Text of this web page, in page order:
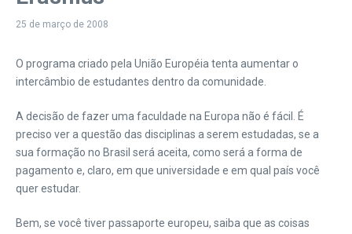
25 de março de 2008
O programa criado pela União Européia tenta aumentar o
intercâmbio de estudantes dentro da comunidade.
A decisão de fazer uma faculdade na Europa não é fácil. É
preciso ver a questão das disciplinas a serem estudadas, se a
sua formação no Brasil será aceita, como será a forma de
pagamento e, claro, em que universidade e em qual país você
quer estudar.
Bem, se você tiver passaporte europeu, saiba que as coisas